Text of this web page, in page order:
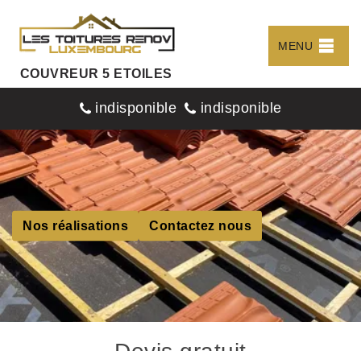
COUVREUR 5 ETOILES
MENU
indisponible indisponible
Nos réalisations Contactez nous